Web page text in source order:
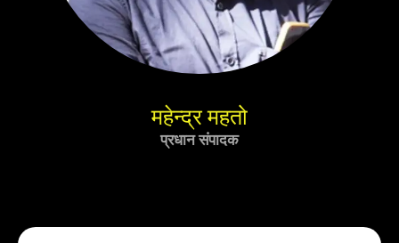
महेन्द्र महतो
प्रधान संपादक